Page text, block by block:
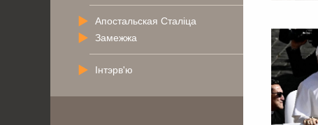
Апостальская Сталіца
Замежжа
Інтэрв'ю